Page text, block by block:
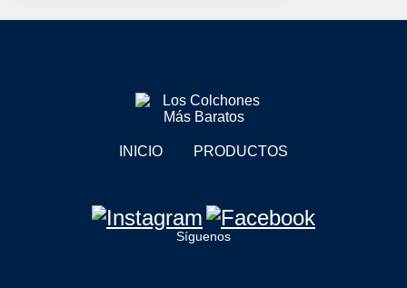
INICIO PRODUCTOS
Síguenos